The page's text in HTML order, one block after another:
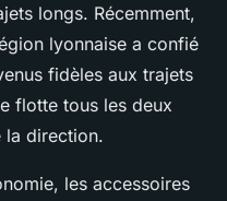
longs. Récemment,
lyonnaise a confié
fidèles aux trajets
flotte tous les deux
la direction.
les accessoires